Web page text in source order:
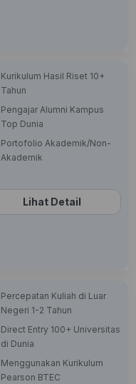
Kurikulum Hasil Riset 10+
Tahun
Pengajar Alumni Kampus
Top Dunia
Portofolio Akademik/Non-
Akademik
Lihat Detail
Percepatan Kuliah di Luar
Negeri 1-2 Tahun
Direct Entry 100+ Universitas
di Dunia
Menggunakan Kurikulum
Pearson BTEC